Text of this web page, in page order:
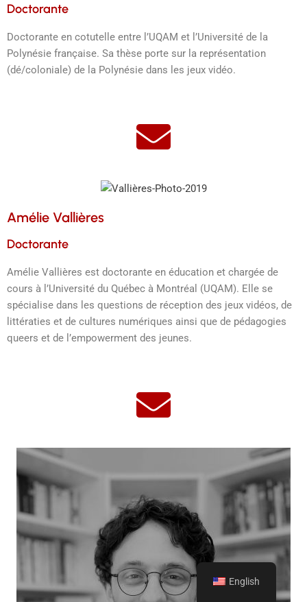
Doctorante
Doctorante en cotutelle entre l’UQAM et l’Université de la
Polynésie française. Sa thèse porte sur la représentation
(dé/coloniale) de la Polynésie dans les jeux vidéo.
Amélie Vallières
Doctorante
Amélie Vallières est doctorante en éducation et chargée de
cours à l’Université du Québec à Montréal (UQAM). Elle se
spécialise dans les questions de réception des jeux vidéos, de
littératies et de cultures numériques ainsi que de pédagogies
queers et de l’empowerment des jeunes.
English